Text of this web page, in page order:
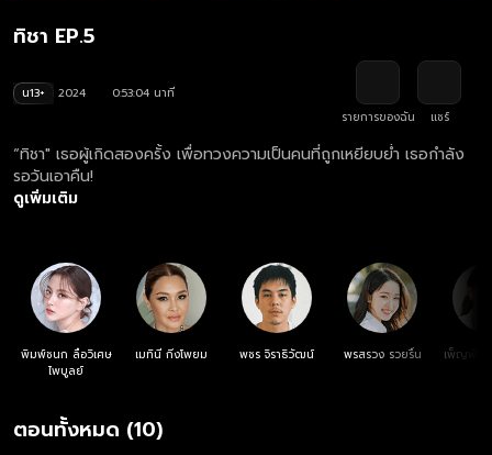
ทิชา EP.5
น13+ 2024
0:53:04 นาที
รายการของฉัน
แชร์
“ทิชา" เธอผู้เกิดสองครั้ง เพื่อทวงความเป็นคนที่ถูกเหยียบย่ำ เธอกำลัง
รอวันเอาคืน!
ดูเพิ่มเติม
พิมพ์ชนก ลือวิเศษ
ไพบูลย์
เมทินี กิ่งโพยม พชร จิราธิวัฒน์ พรสรวง รวยรื่น เพ็ญพัก
ตอนทั้งหมด (10)